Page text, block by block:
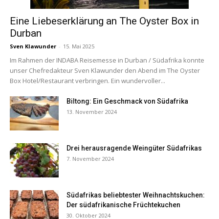
Eine Liebeserklärung an The Oyster Box in
Durban
Sven Klawunder - 15. Mai 2025
Im Rahmen der INDABA Reisemesse in Durban / Südafrika konnte
unser Chefredakteur Sven Klawunder den Abend im The Oyster
Box Hotel/Restaurant verbringen. Ein wundervoller...
Biltong: Ein Geschmack von Südafrika
13. November 2024
Drei herausragende Weingüter Südafrikas
7. November 2024
Südafrikas beliebtester Weihnachtskuchen:
Der südafrikanische Früchtekuchen
30. Oktober 2024